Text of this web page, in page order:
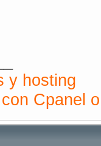
y hosting
Cpanel